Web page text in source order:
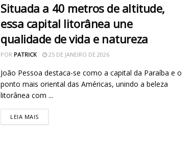
Situada a 40 metros de altitude,
essa capital litorânea une
qualidade de vida e natureza
POR PATRICK 25 DE JANEIRO DE 2026
João Pessoa destaca-se como a capital da Paraíba e o
ponto mais oriental das Américas, unindo a beleza
litorânea com ...
LEIA MAIS